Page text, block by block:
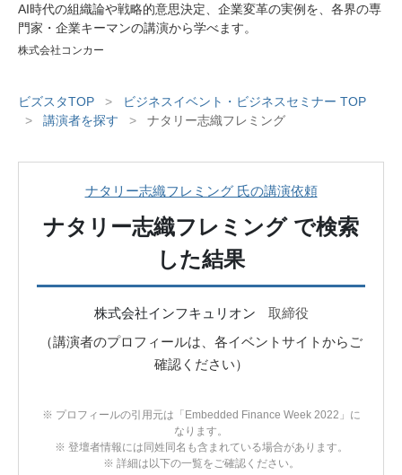
AI時代の組織論や戦略的意思決定、企業変革の実例を、各界の専
門家・企業キーマンの講演から学べます。
株式会社コンカー
ビズスタTOP >
ビジネスイベント・ビジネスセミナー TOP
>
講演者を探す > ナタリー志織フレミング
ナタリー志織フレミング 氏の講演依頼
ナタリー志織フレミングで検索
した結果
株式会社インフキュリオン
取締役
（講演者のプロフィールは、各イベントサイトからご
確認ください）
※ プロフィールの引用元は「Embedded Finance Week 2022」に
なります。
※ 登壇者情報には同姓同名も含まれている場合があります。
※ 詳細は以下の一覧をご確認ください。